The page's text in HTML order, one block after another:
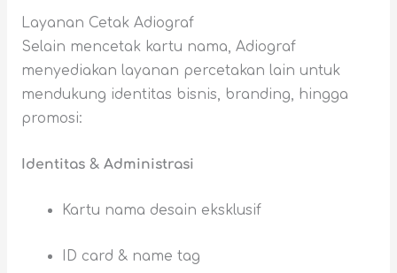
Layanan Cetak Adiograf
Selain mencetak kartu nama, Adiograf
menyediakan layanan percetakan lain untuk
mendukung identitas bisnis, branding, hingga
promosi:
Identitas & Administrasi
Kartu nama desain eksklusif
ID card & name tag